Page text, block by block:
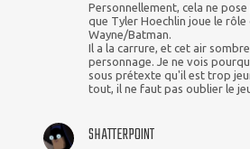
Personnellement, cela ne
que Tyler Hoechlin joue le rôle
Wayne/Batman.
Il a la carrure, et cet air
personnage. Je ne vois
sous prétexte qu'il est trop
tout, il ne faut pas oublier le
SHATTERPOINT